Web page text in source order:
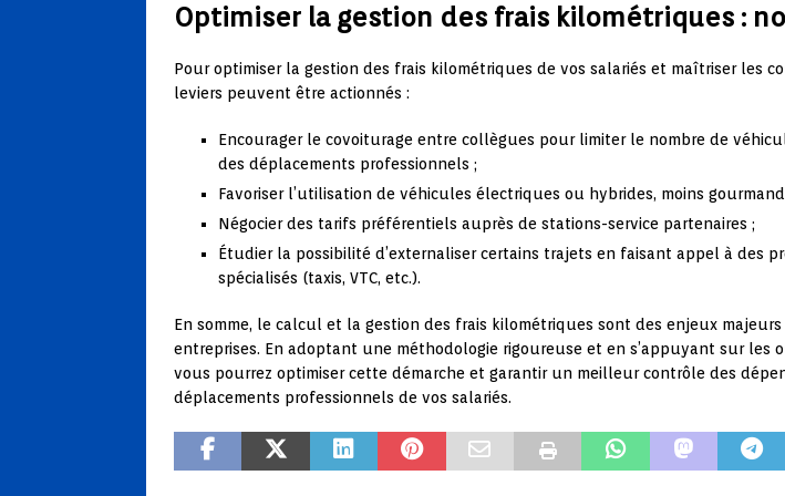
Optimiser la gestion des frais kilométriques :
Pour optimiser la gestion des frais kilométriques de vos salariés et maîtriser les
leviers peuvent être actionnés :
Encourager le covoiturage entre collègues pour limiter le nombre de
des déplacements professionnels ;
Favoriser l’utilisation de véhicules électriques ou hybrides, moins
Négocier des tarifs préférentiels auprès de stations-service partenaires ;
Étudier la possibilité d’externaliser certains trajets en faisant appel à des
spécialisés (taxis, VTC, etc.).
En somme, le calcul et la gestion des frais kilométriques sont des enjeux
entreprises. En adoptant une méthodologie rigoureuse et en s’appuyant sur les
vous pourrez optimiser cette démarche et garantir un meilleur contrôle des
déplacements professionnels de vos salariés.